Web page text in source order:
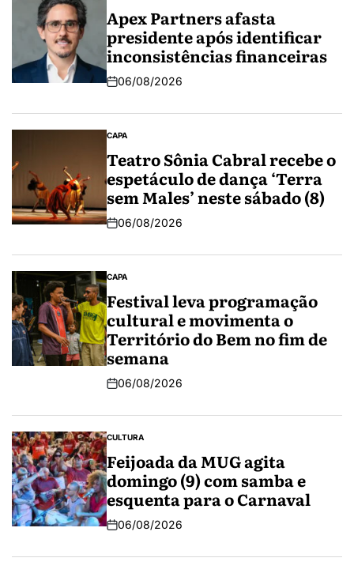
Apex Partners afasta
presidente após identificar
inconsistências financeiras
06/08/2026
CAPA
Teatro Sônia Cabral recebe o
espetáculo de dança ‘Terra
sem Males’ neste sábado (8)
06/08/2026
CAPA
Festival leva programação
cultural e movimenta o
Território do Bem no fim de
semana
06/08/2026
CULTURA
Feijoada da MUG agita
domingo (9) com samba e
esquenta para o Carnaval
06/08/2026